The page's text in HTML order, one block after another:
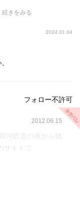
ちも少しは癒え
のだ。
しているこの時
だろうか。
を手にしたかった
、叶わぬ望みと知
たのではないだろ
シを失ってから
続きをみる
2024.01.04
フォロー不許可
2012.06.15
河鉄道の夜から聴
サイトで